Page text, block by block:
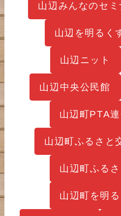
山辺みんなのセ
山辺を明るく
山辺ニット
山辺中央公民館
山辺町PTA
山辺町ふるさと
山辺町ふる
山辺町を明